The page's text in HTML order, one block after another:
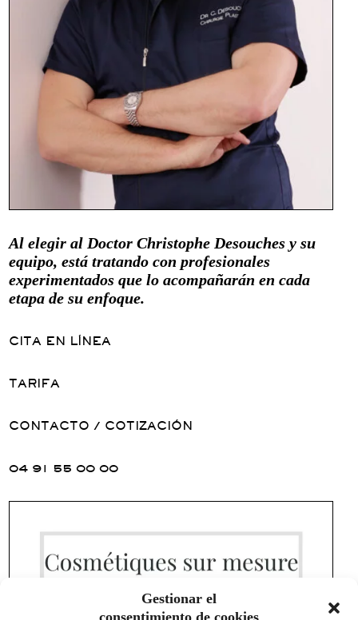
Gestionar el
consentimiento de cookies
Al elegir al Doctor Christophe Desouches y su
equipo, está tratando con profesionales
experimentados que lo acompañarán en cada
etapa de su enfoque.
CITA EN LÍNEA
TARIFA
CONTACTO / COTIZACIÓN
04 91 55 00 00